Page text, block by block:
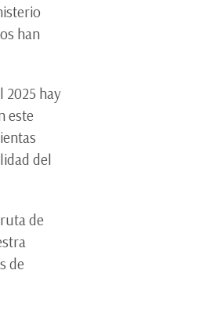
han
2025 hay
este
del
de
de